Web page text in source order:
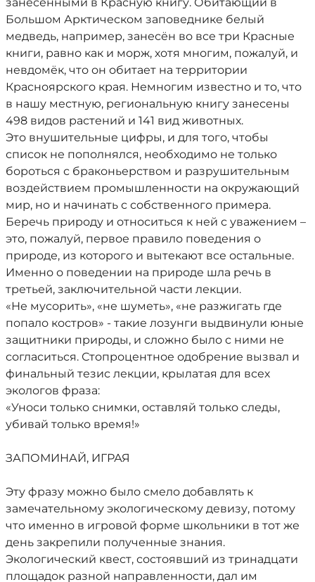
Большом Арктическом заповеднике белый
медведь, например, занесён во все три Красные
книги, равно как и морж, хотя многим, пожалуй, и
невдомёк, что он обитает на территории
Красноярского края. Немногим известно и то, что
в нашу местную, региональную книгу занесены
498 видов растений и 141 вид животных.
Это внушительные цифры, и для того, чтобы
список не пополнялся, необходимо не только
бороться с браконьерством и разрушительным
воздействием промышленности на окружающий
мир, но и начинать с собственного примера.
Беречь природу и относиться к ней с уважением –
это, пожалуй, первое правило поведения о
природе, из которого и вытекают все остальные.
Именно о поведении на природе шла речь в
третьей, заключительной части лекции.
«Не мусорить», «не шуметь», «не разжигать где
попало костров» - такие лозунги выдвинули юные
защитники природы, и сложно было с ними не
согласиться. Стопроцентное одобрение вызвал и
финальный тезис лекции, крылатая для всех
экологов фраза:
«Уноси только снимки, оставляй только следы,
убивай только время!»
ЗАПОМИНАЙ, ИГРАЯ
Эту фразу можно было смело добавлять к
замечательному экологическому девизу, потому
что именно в игровой форме школьники в тот же
день закрепили полученные знания.
Экологический квест, состоявший из тринадцати
площадок разной направленности, дал им